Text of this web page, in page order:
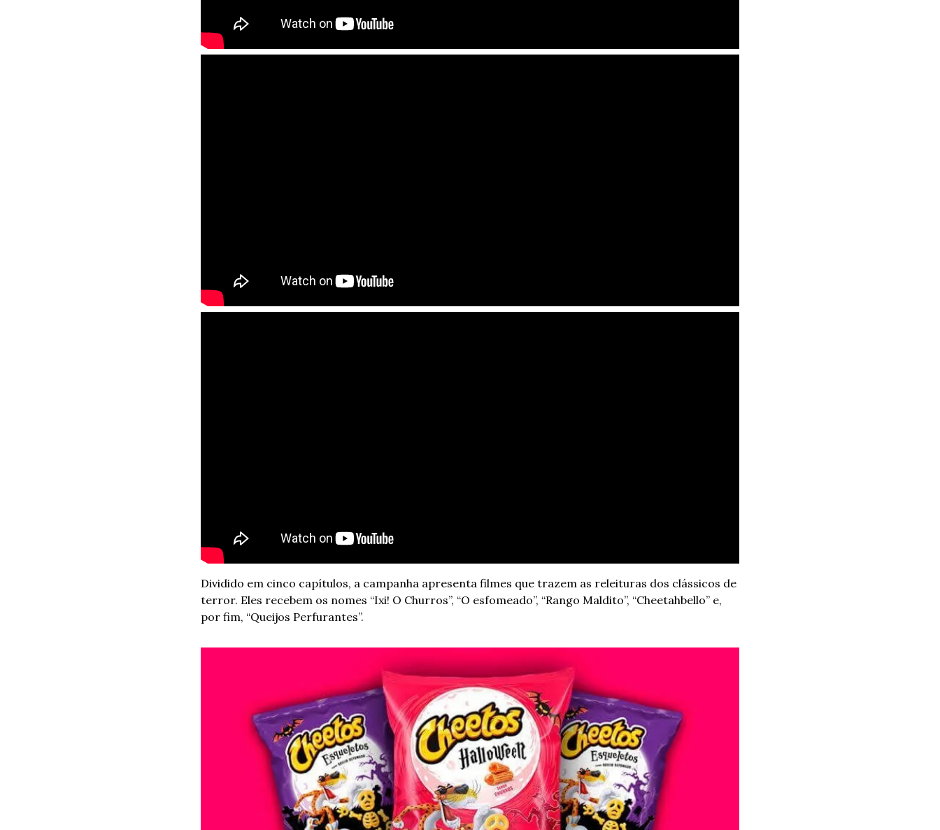
Dividido em cinco capítulos, a campanha apresenta filmes que trazem as releituras dos clássicos de
terror. Eles recebem os nomes “Ixi! O Churros”, “O esfomeado”, “Rango Maldito”, “Cheetahbello” e,
por fim, “Queijos Perfurantes”.